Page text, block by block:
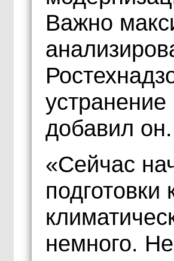
Важно
добавил он.
«Сейчас
немного.